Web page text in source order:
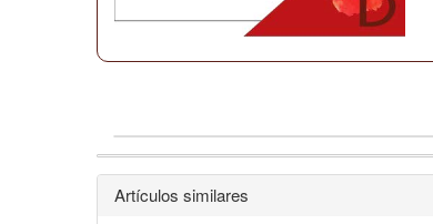
Detalles
Artículos similares